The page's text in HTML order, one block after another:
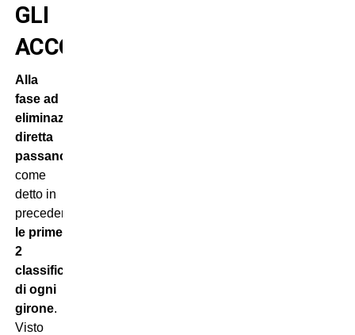
GLI
ACCOPPIAMENTI
Alla
fase ad
eliminazione
diretta
passano
come
detto in
precedenza,
le prime
2
classificate
di ogni
girone.
Visto